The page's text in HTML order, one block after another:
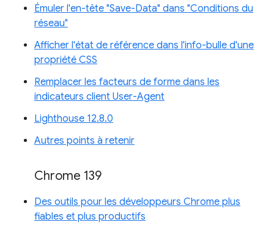
Émuler l'en-tête "Save-Data" dans "Conditions du
réseau"
Afficher l'état de référence dans l'info-bulle d'une
propriété CSS
Remplacer les facteurs de forme dans les
indicateurs client User-Agent
Lighthouse 12.8.0
Autres points à retenir
Chrome 139
Des outils pour les développeurs Chrome plus
fiables et plus productifs